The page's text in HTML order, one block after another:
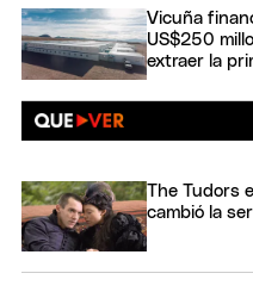
Vicuña
US$250
extraer la
The Tudors
cambió la